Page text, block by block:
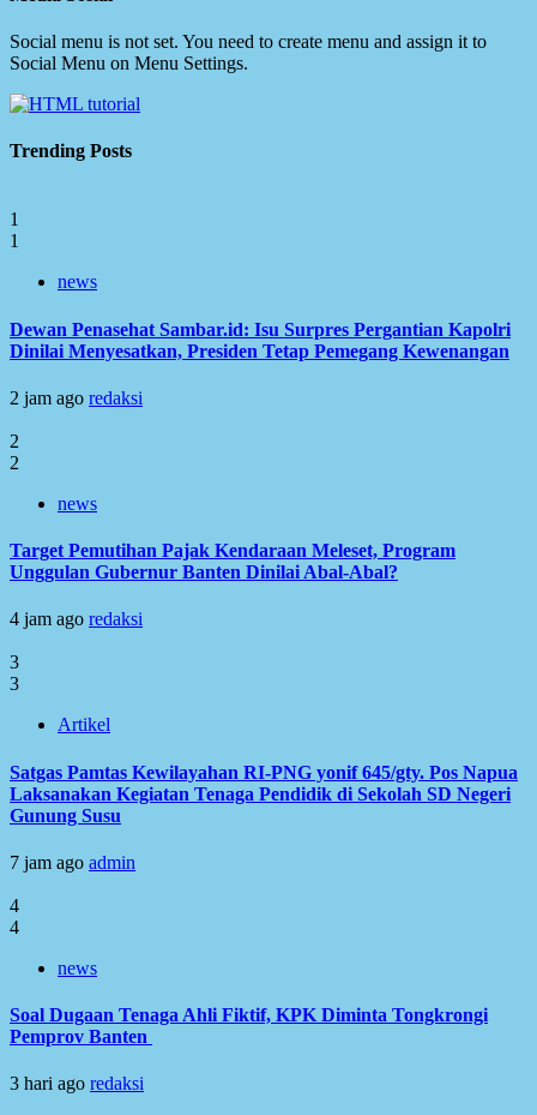
Social menu is not set. You need to create menu and assign it to
Social Menu on Menu Settings.
Trending Posts
1
1
news
Dewan Penasehat Sambar.id: Isu Surpres Pergantian Kapolri
Dinilai Menyesatkan, Presiden Tetap Pemegang Kewenangan
2 jam ago redaksi
2
2
news
Target Pemutihan Pajak Kendaraan Meleset, Program
Unggulan Gubernur Banten Dinilai Abal-Abal?
4 jam ago redaksi
3
3
Artikel
Satgas Pamtas Kewilayahan RI-PNG yonif 645/gty. Pos Napua
Laksanakan Kegiatan Tenaga Pendidik di Sekolah SD Negeri
Gunung Susu
7 jam ago admin
4
4
news
Soal Dugaan Tenaga Ahli Fiktif, KPK Diminta Tongkrongi
Pemprov Banten
3 hari ago redaksi